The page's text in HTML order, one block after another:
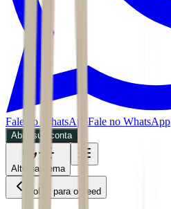
Fale no WhatsAppFale no WhatsApp
Abra sua conta
Alternar tema
Voltar para o Feed